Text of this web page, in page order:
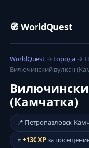
🧭 WorldQuest
WorldQuest → Города →
Вилючинский вулкан
(Камчатка)
📍 Петропавловск-
⭐ +130 XPза